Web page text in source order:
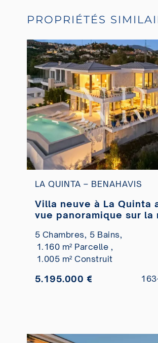
PROPRIÉTÉS
LA QUINTA – BENAHAVIS
Villa neuve à La Quinta
vue panoramique sur la
5 Chambres, 5 Bains,
1.160 m² Parcelle ,
1.005 m² Construit
5.195.000 €